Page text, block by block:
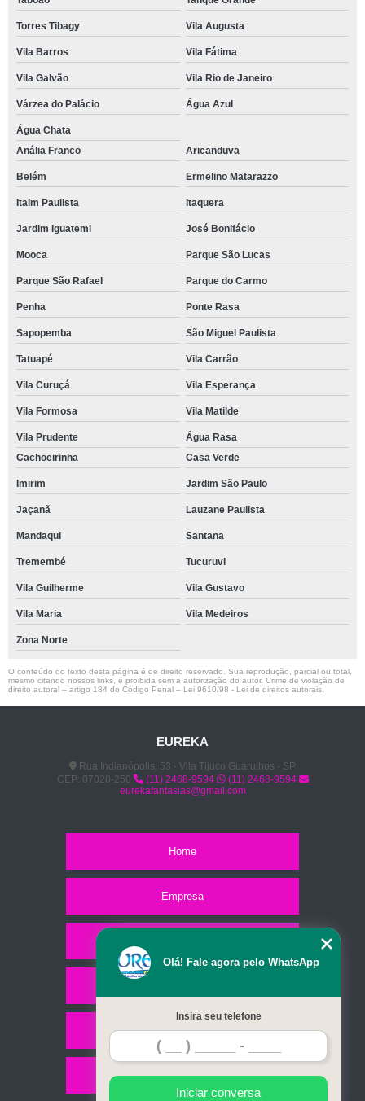
Torres Tibagy Vila Augusta
Vila Barros Vila Fátima
Vila Galvão Vila Rio de Janeiro
Várzea do Palácio Água Azul
Água Chata
Anália Franco
Aricanduva
Belém Ermelino Matarazzo
Itaim Paulista Itaquera
Jardim Iguatemi José Bonifácio
Mooca Parque São Lucas
Parque São Rafael Parque do Carmo
Penha Ponte Rasa
Sapopemba São Miguel Paulista
Tatuapé Vila Carrão
Vila Curuçá Vila Esperança
Vila Formosa Vila Matilde
Vila Prudente
Água Rasa
Cachoeirinha
Casa Verde
Imirim Jardim São Paulo
Jaçanã Lauzane Paulista
Mandaqui Santana
Tremembé Tucuruvi
Vila Guilherme Vila Gustavo
Vila Maria Vila Medeiros
Zona Norte
O conteúdo do texto desta página é de direito reservado. Sua reprodução, parcial ou total,
mesmo citando nossos links, é proibida sem a autorização do autor. Crime de violação de
direito autoral – artigo 184 do Código Penal – Lei 9610/98 - Lei de direitos autorais
EUREKA
Rua Indianópolis, 53 - Vila Tijuco Guarulhos - SP
CEP: 07020-250
(11) 2468-9594
(11) 2468-9594
eurekafantasias@gmail.com
Home
Empresa
Contato
Mapa do site
Olá! Fale agora pelo WhatsApp
Insira seu telefone
Iniciar conversa